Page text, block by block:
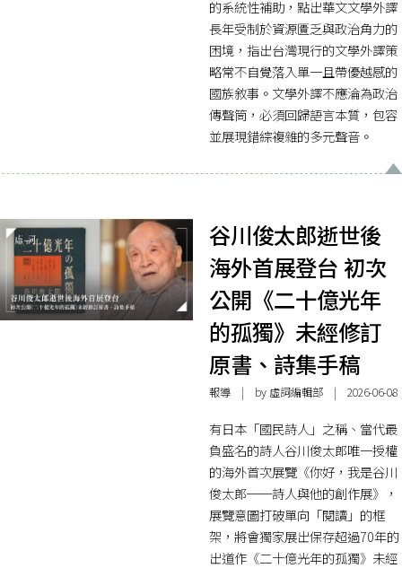
的系統性補助，點出華文文學外譯
長年受制於資源匱乏與政治角力的
困境，指出台灣現行的文學外譯策
略常不自覺落入單一且帶優越感的
國族敘事。文學外譯不應淪為政治
傳聲筒，必須回歸語言本質，包容
並展現錯綜複雜的多元聲音。
谷川俊太郎逝世後
海外首展登台 初次
公開《二十億光年
的孤獨》未經修訂
原書、詩集手稿
報導| by 虛詞編輯部 | 2026-06-08
有日本「國民詩人」之稱、當代最
負盛名的詩人谷川俊太郎唯一授權
的海外首次展覽《你好，我是谷川
俊太郎──詩人與他的創作展》，
展覽意圖打破單向「閱讀」的框
架，將會獨家展出保存超過70年的
出道作《二十億光年的孤獨》未經